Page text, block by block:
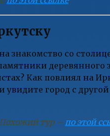
знакомство со
деревянного
Как повлиял на
увидите город с
тур – по этой